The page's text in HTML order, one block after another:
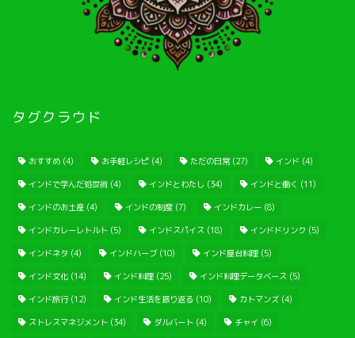
タグクラウド
おすすめ (4) お手軽レシピ (4) ただの日常(27) インド (4)
インドで学んだ処世術 (4) インドとわたし (34) インドと働く (11)
インドのお土産 (4) インドの制度 (7) インドカレー (8)
インドカレーレトルト (5) インドスパイス (18) インドドリンク (5)
インドネタ (4) インドハーブ (10) インド屋台料理 (5)
インド文化 (14) インド料理 (25) インド料理データベース (5)
インド旅行(12) インド生活を振り返る (10) カトマンズ (4)
ストレスマネジメント (34) ダルバート (4) チャイ (6)